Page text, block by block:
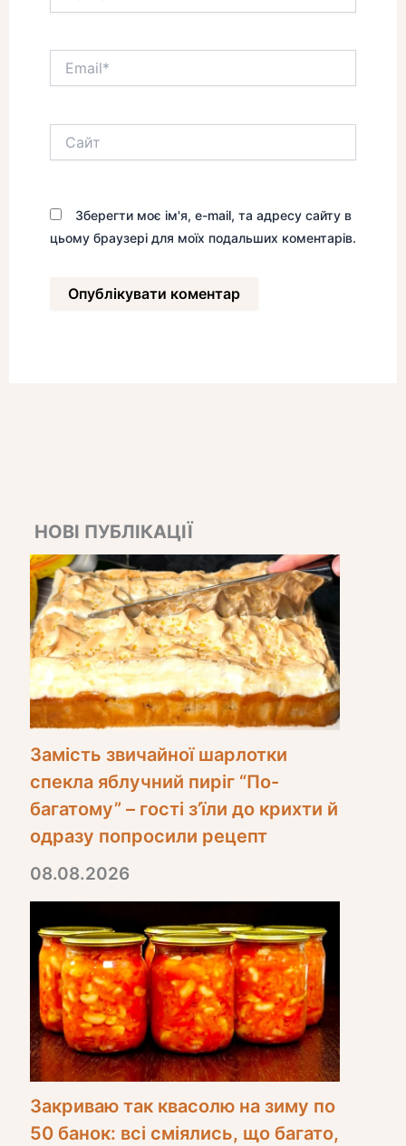
Зберегти моє ім'я, e-mail, та адресу сайту в
цьому браузері для моїх подальших коментарів.
НОВІ ПУБЛІКАЦІЇ
Замість звичайної шарлотки
спекла яблучний пиріг “По-
багатому” – гості з’їли до крихти й
одразу попросили рецепт
08.08.2026
Закриваю так квасолю на зиму по
50 банок: всі сміялись, що багато,